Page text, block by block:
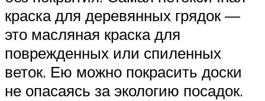
краска для деревянных грядок —
это масляная краска для
поврежденных или спиленных
веток. Ею можно покрасить доски
не опасаясь за экологию посадок.